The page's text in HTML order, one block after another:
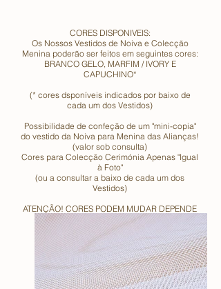
CORES DISPONIVEIS:
Os Nossos Vestidos de Noiva e Colecção
Menina poderão ser feitos em seguintes cores:
BRANCO GELO, MARFIM / IVORY E
CAPUCHINO*
(* cores dsponíveis indicados por baixo de
cada um dos Vestidos)
Possibilidade de confeção de um "mini-copia"
do vestido da Noiva para Menina das Alianças!
(valor sob consulta)
Cores para Colecção Cerimónia Apenas "Igual
à Foto"
(ou a consultar a baixo de cada um dos
Vestidos)
ATENÇÃO! CORES PODEM MUDAR DEPENDE
DO SEU DISPOSITIVO!